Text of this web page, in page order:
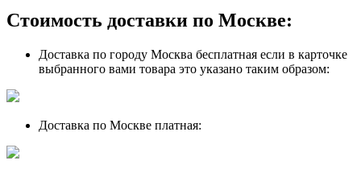
Стоимость доставки по Москве:
Доставка по городу Москва бесплатная если в карточке
выбранного вами товара это указано таким образом:
Доставка по Москве платная: